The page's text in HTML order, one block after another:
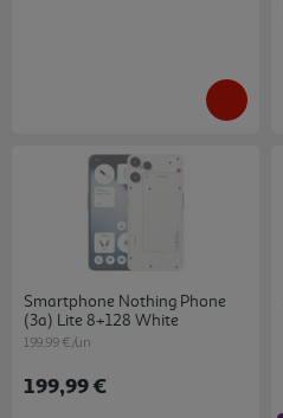
Smartphone Nothing Phone
(3a) Lite 8+128 White
199.99 €/un
199,99 €